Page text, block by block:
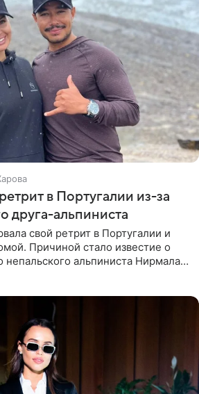
в Португалии из-за
друга-альпиниста
свой ретрит в Португалии и
Причиной стало известие о
непальского альпиниста Нирмала